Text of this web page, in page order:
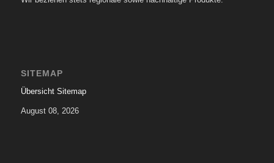
SITEMAP
Übersicht Sitemap
August 08, 2026